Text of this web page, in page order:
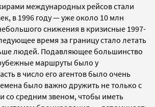
международных рейсов стали
в 1996 году — уже около 10 млн
снижения в кризисные 1997-
время за границу стало летать
людей. Подавляющее большинство
маршруты было у
в число его агентов было очень
было важно дружить не только с
со средним звеном, чтобы иметь